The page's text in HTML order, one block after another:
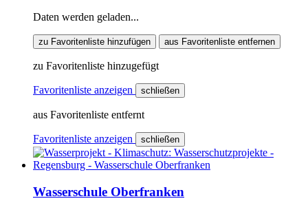
Daten werden geladen...
zu Favoritenliste hinzufügen aus Favoritenliste entfernen
zu Favoritenliste hinzugefügt
Favoritenliste anzeigen schließen
aus Favoritenliste entfernt
Favoritenliste anzeigen schließen
Wasserschule Oberfranken